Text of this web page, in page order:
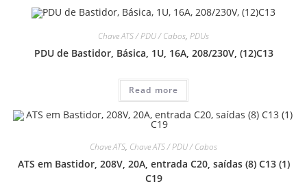
Chave ATS / PDU / Cabos, PDUs
PDU de Bastidor, Básica, 1U, 16A, 208/230V, (12)C13
Read more
Chave ATS, Chave ATS / PDU / Cabos
ATS em Bastidor, 208V, 20A, entrada C20, saídas (8) C13 (1)
C19